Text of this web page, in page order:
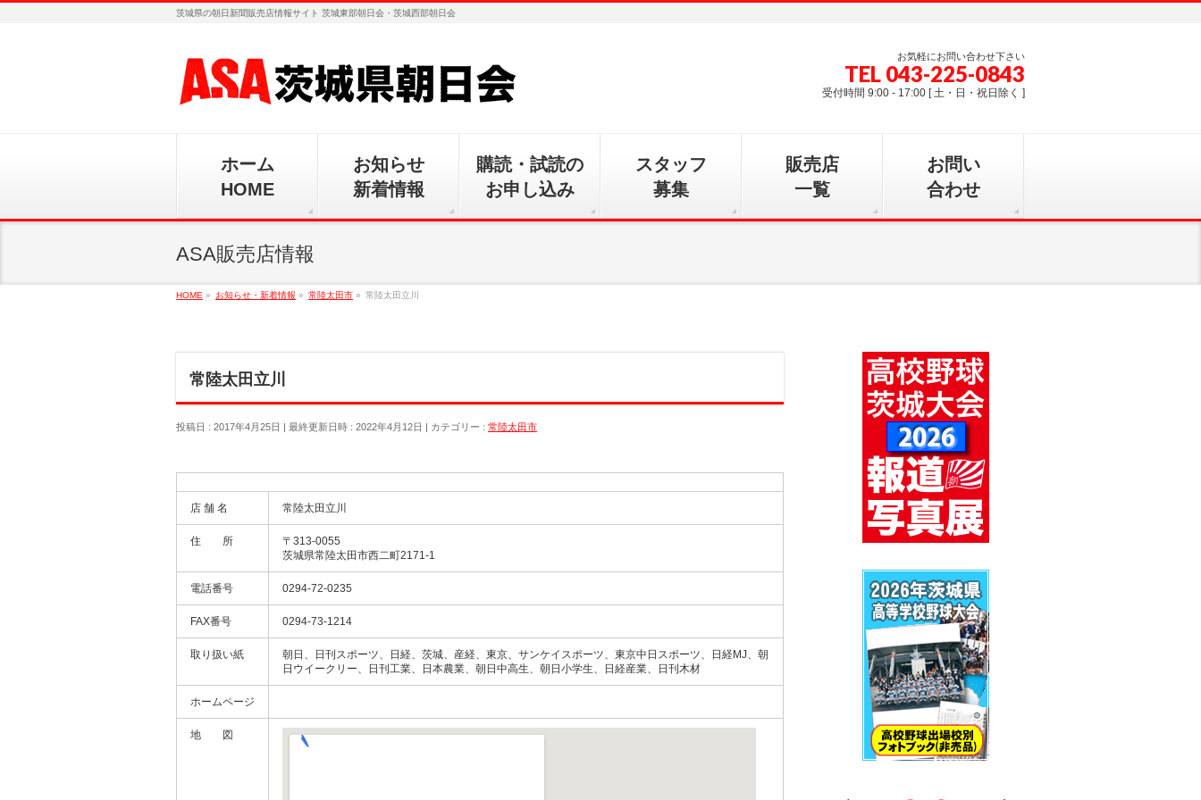
茨城県の朝日新聞販売店情報サイト 茨城東部朝日会・茨城西部朝日会
お気軽にお問い合わせ下さい
TEL 043-225-0843
受付時間 9:00 - 17:00 [ 土・日・祝日除く ]
ホーム
HOME
お知らせ
新着情報
購読・試読の
お申し込み
スタッフ
募集
販売店
一覧
お問い
合わせ
ASA販売店情報
HOME » お知らせ・新着情報 » 常陸太田市 » 常陸太田立川
常陸太田立川
投稿日 : 2017年4月25日 最終更新日時 : 2022年4月12日 カテゴリー : 常陸太田市
店 舗 名 常陸太田立川
住 所
〒313-0055
茨城県常陸太田市西二町2171-1
電話番号 0294-72-0235
FAX番号 0294-73-1214
取り扱い紙
朝日、日刊スポーツ、日経、茨城、産経、東京、サンケイスポーツ、東京中日スポーツ、日経MJ、朝
日ウイークリー、日刊工業、日本農業、朝日中高生、朝日小学生、日経産業、日刊木材
ホームページ
地 図